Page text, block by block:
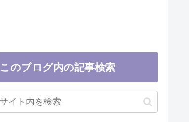
このブログ内の記事検索